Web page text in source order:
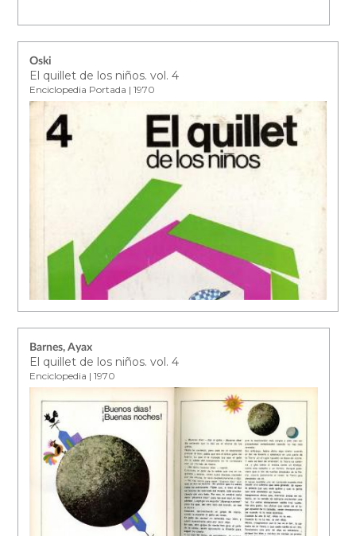
Oski
El quillet de los niños. vol. 4
Enciclopedia Portada | 1970
Barnes, Ayax
El quillet de los niños. vol. 4
Enciclopedia | 1970